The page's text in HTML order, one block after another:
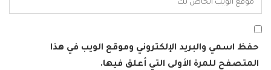
حفظ اسمي والبريد الإلكتروني وموقع الويب في هذا
المتصفح للمرة الأولى التي أعلق فيها.